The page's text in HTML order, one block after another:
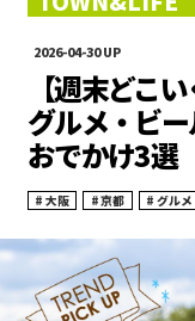
2026-04-30
【週末どこ
グルメ・ビ
おでかけ3選
大阪 京都 グルメ